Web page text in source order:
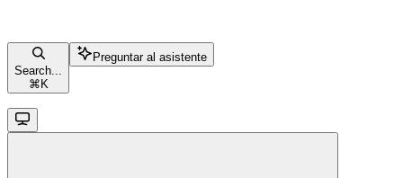
Search...
⌘ K
Preguntar al asistente